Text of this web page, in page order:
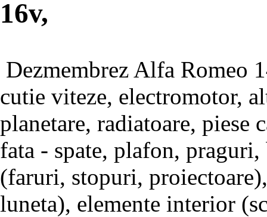
16v,
Dezmembrez Alfa Romeo
cutie viteze, electromotor,
planetare, radiatoare, piese
fata - spate, plafon,
(faruri, stopuri,
luneta), elemente interior